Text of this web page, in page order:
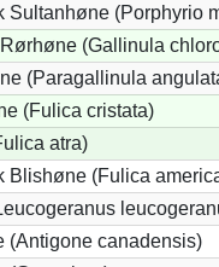
Sultanhøne (Porphyrio
(Gallinula
(Paragallinula
(Fulica cristata)
atra)
Blishøne (Fulica
(Antigone canadensis)